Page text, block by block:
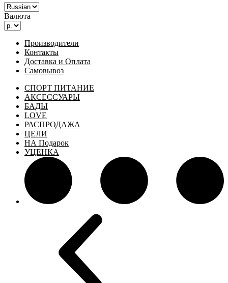
Валюта
Производители
Контакты
Доставка и Оплата
Самовывоз
СПОРТ ПИТАНИЕ
АКСЕССУАРЫ
БАДЫ
LOVE
РАСПРОДАЖА
ЦЕЛИ
НА Подарок
УЦЕНКА